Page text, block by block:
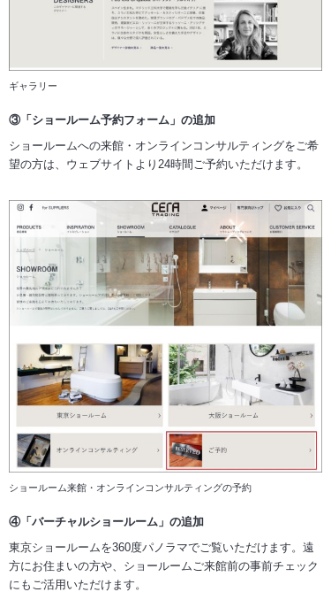
ギャラリー
③「ショールーム予約フォーム」の追加
ショールームへの来館・オンラインコンサルティングをご希
望の方は、ウェブサイトより24時間ご予約いただけます。
ショールーム来館・オンラインコンサルティングの予約
④「バーチャルショールーム」の追加
東京ショールームを360度パノラマでご覧いただけます。遠
方にお住まいの方や、ショールームご来館前の事前チェック
にもご活用いただけます。